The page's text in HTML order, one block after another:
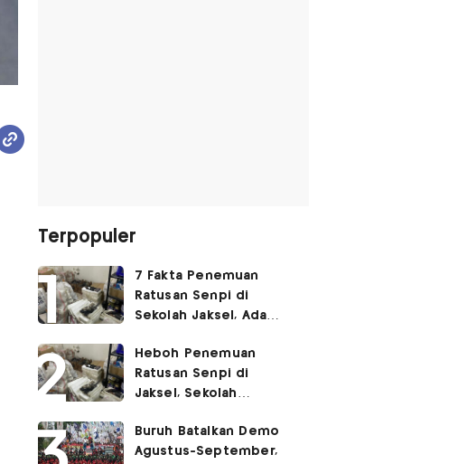
Terpopuler
7 Fakta Penemuan
Ratusan Senpi di
Sekolah Jaksel, Ada
Ruang Bunker
Heboh Penemuan
Ratusan Senpi di
Jaksel, Sekolah
Kegiatan Eskul
Menembak
Buruh Batalkan Demo
Agustus-September,